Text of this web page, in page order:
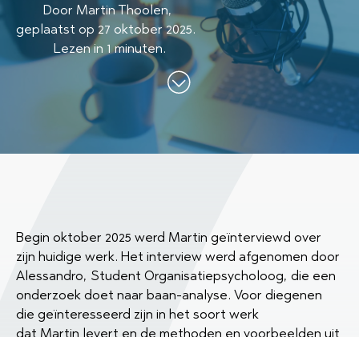
Door Martin Thoolen,
geplaatst op 27 oktober 2025.
Lezen in 1 minuten.
Begin oktober 2025 werd Martin geïnterviewd over
zijn huidige werk. Het interview werd afgenomen door
Alessandro, Student Organisatiepsycholoog, die een
onderzoek doet naar baan-analyse. Voor diegenen
die geïnteresseerd zijn in het soort werk
dat Martin levert en de methoden en voorbeelden uit